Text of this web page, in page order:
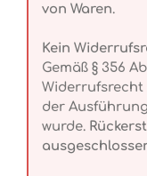
von Waren.
Kein
Gemäß § 356
der
wurde.